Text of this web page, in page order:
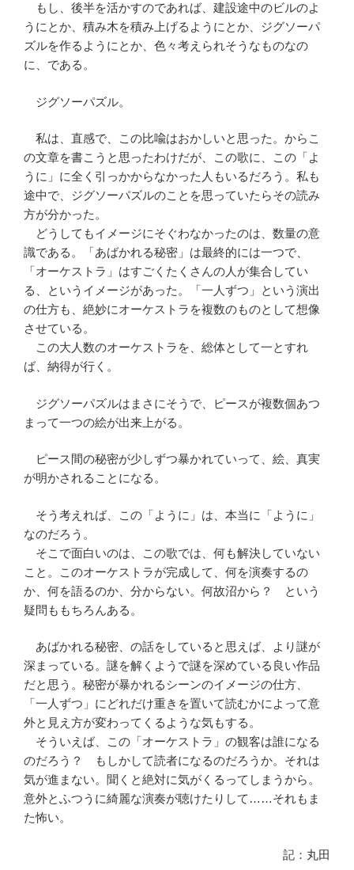
もし、後半を活かすのであれば、建設途中のビルのよ
うにとか、積み木を積み上げるようにとか、ジグソーパ
ズルを作るようにとか、色々考えられそうなものなの
に、である。
ジグソーパズル。
私は、直感で、この比喩はおかしいと思った。からこ
の文章を書こうと思ったわけだが、この歌に、この「よ
うに」に全く引っかからなかった人もいるだろう。私も
途中で、ジグソーパズルのことを思っていたらその読み
方が分かった。
どうしてもイメージにそぐわなかったのは、数量の意
識である。「あばかれる秘密」は最終的には一つで、
「オーケストラ」はすごくたくさんの人が集合してい
る、というイメージがあった。「一人ずつ」という演出
の仕方も、絶妙にオーケストラを複数のものとして想像
させている。
この大人数のオーケストラを、総体として一とすれ
ば、納得が行く。
ジグソーパズルはまさにそうで、ピースが複数個あつ
まって一つの絵が出来上がる。
ピース間の秘密が少しずつ暴かれていって、絵、真実
が明かされることになる。
そう考えれば、この「ように」は、本当に「ように」
なのだろう。
そこで面白いのは、この歌では、何も解決していない
こと。このオーケストラが完成して、何を演奏するの
か、何を語るのか、分からない。何故沼から？ という
疑問ももちろんある。
あばかれる秘密、の話をしていると思えば、より謎が
深まっている。謎を解くようで謎を深めている良い作品
だと思う。秘密が暴かれるシーンのイメージの仕方、
「一人ずつ」にどれだけ重きを置いて読むかによって意
外と見え方が変わってくるような気もする。
そういえば、この「オーケストラ」の観客は誰になる
のだろう？ もしかして読者になるのだろうか。それは
気が進まない。聞くと絶対に気がくるってしまうから。
意外とふつうに綺麗な演奏が聴けたりして……それもま
た怖い。
記：丸田